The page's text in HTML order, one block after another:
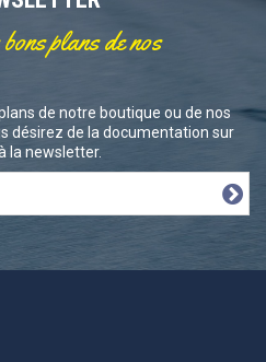
plans de nos
de notre boutique ou de nos
désirez de la documentation sur
la newsletter.